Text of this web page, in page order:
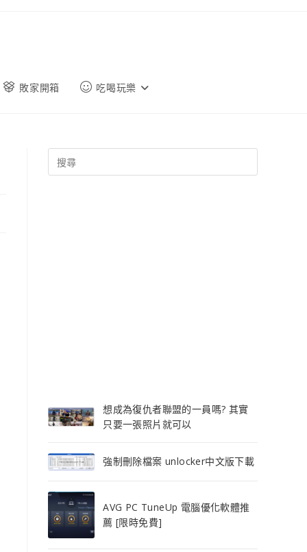
敗家開箱 吃喝玩樂
想成為復仇者聯盟的一員嗎? 其實
只要一張照片就可以
強制刪除檔案 unlocker中文版下載
AVG PC TuneUp 電腦優化軟體推
薦 [限時免費]